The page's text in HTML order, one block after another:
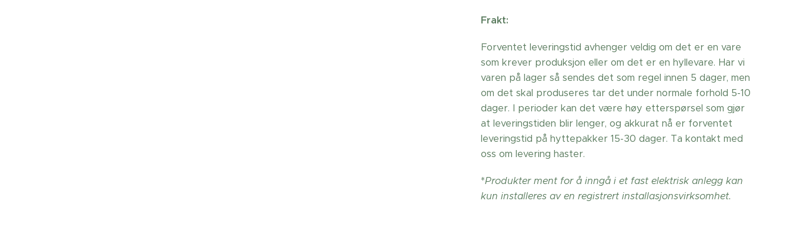
Frakt:
Forventet leveringstid avhenger veldig om det er en vare
som krever produksjon eller om det er en hyllevare. Har vi
varen på lager så sendes det som regel innen 5 dager, men
om det skal produseres tar det under normale forhold 5-10
dager. I perioder kan det være høy etterspørsel som gjør
at leveringstiden blir lenger, og akkurat nå er forventet
leveringstid på hyttepakker 15-30 dager. Ta kontakt med
oss om levering haster.
*Produkter ment for å inngå i et fast elektrisk anlegg kan
kun installeres av en registrert installasjonsvirksomhet.